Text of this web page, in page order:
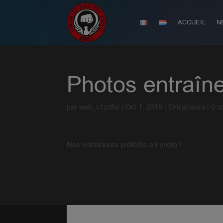
ACCUEIL
Photos
par web_c1zclfai Oct 1, 2015 Entraîneurs 0
Nos entraineurs préférés en photo !